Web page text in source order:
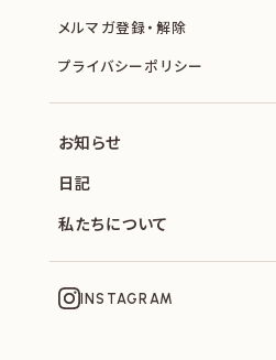
メルマガ登録・解除
プライバシーポリシー
お知らせ
日記
私たちについて
INSTAGRAM